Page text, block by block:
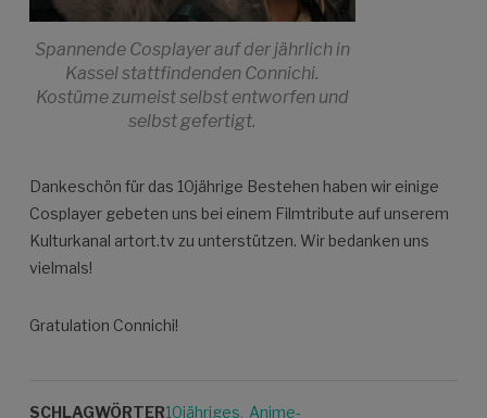
Spannende Cosplayer auf der jährlich in
Kassel stattfindenden Connichi.
Kostüme zumeist selbst entworfen und
selbst gefertigt.
Dankeschön für das 10jährige Bestehen haben wir einige
Cosplayer gebeten uns bei einem Filmtribute auf unserem
Kulturkanal artort.tv zu unterstützen. Wir bedanken uns
vielmals!
Gratulation Connichi!
SCHLAGWÖRTER10jähriges, Anime-